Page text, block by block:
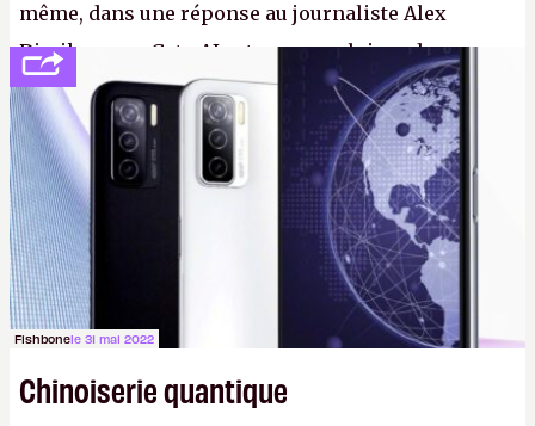
même, dans une réponse au journaliste Alex
Dimikas, que Gato AI est « encore loin » de
prétendre réussir le célèbre test de Turing. (Crédit
photo : Pexels - Arthur Brognoli)
Fishbonele 31 mai 2022
Chinoiserie quantique